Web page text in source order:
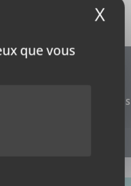
que vous
X
NOS